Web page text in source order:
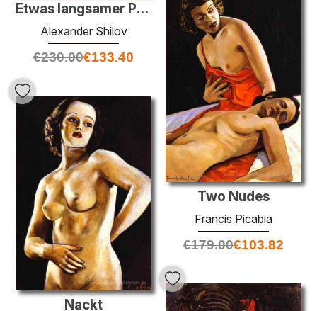
Etwas langsamer Pferde, etwas langsamer ...
Alexander Shilov
€230.00€133.40
Two Nudes
Francis Picabia
€179.00€103.82
Nackt